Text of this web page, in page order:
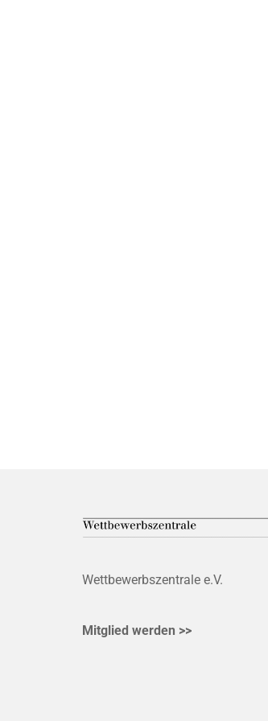
Wettbewerbszentrale e.V.
Mitglied werden >>